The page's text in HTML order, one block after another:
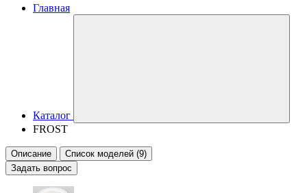
Главная
Каталог
FROST
Описание
Список моделей (9)
Задать вопрос